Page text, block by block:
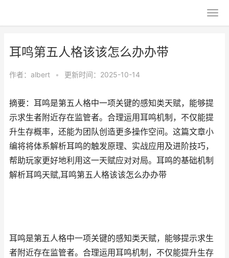
耳鸣第五人格该该怎么办办带
作者： albert • 更新时间：2025-10-14
摘要：耳鸣是第五人格中一项关键的感知类天赋，能够提
示求生者附近存在监管者。合理运用耳鸣机制，不仅能提
升生存概率，还能为团队创造更多操作空间。这篇文章小
编将将体系解析耳鸣的触发原理、实战应用及进阶技巧，
帮助玩家更好地利用这一天赋应对对局。耳鸣的基础机制
解析耳鸣天赋,耳鸣第五人格该该怎么办办带
耳鸣是第五人格中一项关键的感知类天赋，能够提示求生
者附近存在监管者。合理运用耳鸣机制，不仅能提升生存